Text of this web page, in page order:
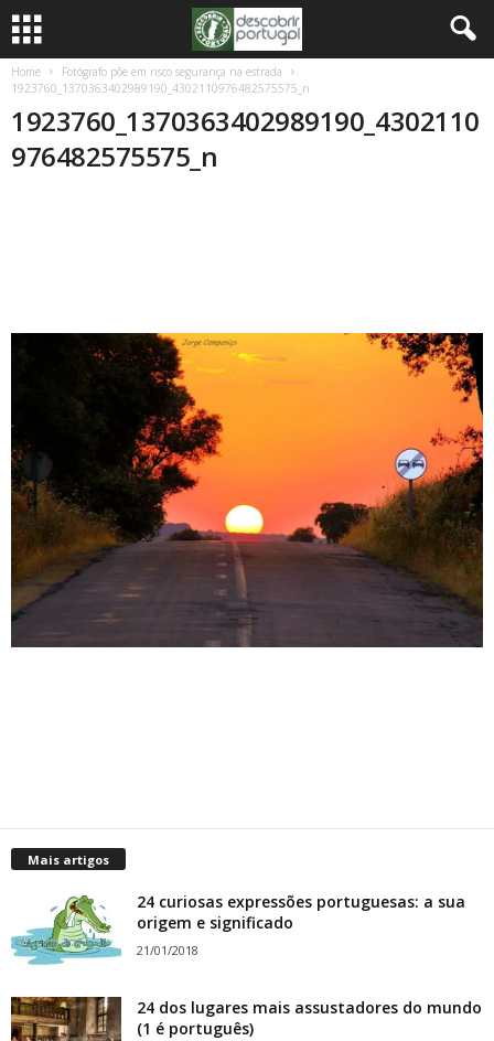
Home
Fotógrafo põe em risco segurança na estrada
1923760_1370363402989190_4302110976482575575_n
1923760_1370363402989190_4302110
976482575575_n
Mais artigos
24 curiosas expressões portuguesas: a sua
origem e significado
21/01/2018
24 dos lugares mais assustadores do mundo
(1 é português)